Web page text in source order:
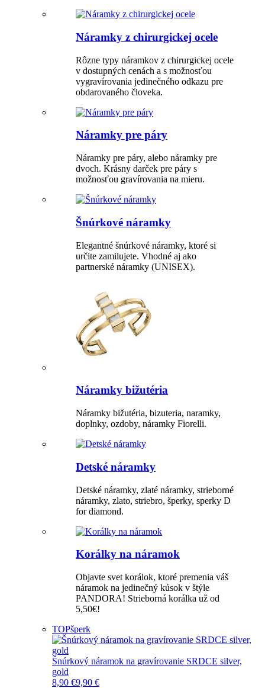
Náramky z chirurgickej ocele
Rôzne typy náramkov z chirurgickej ocele
v dostupných cenách a s možnosťou
vygravírovania jedinečného odkazu pre
obdarovaného človeka.
Náramky pre páry
Náramky pre páry, alebo náramky pre
dvoch. Krásny darček pre páry s
možnosťou gravírovania na mieru.
Šnúrkové náramky
Elegantné šnúrkové náramky, ktoré si
určite zamilujete. Vhodné aj ako
partnerské náramky (UNISEX).
Náramky bižutéria
Náramky bižutéria, bizuteria, naramky,
doplnky, ozdoby, náramky Fiorelli.
Detské náramky
Detské náramky, zlaté náramky, strieborné
náramky, zlato, striebro, šperky, sperky D
for diamond.
Korálky na náramok
Objavte svet korálok, ktoré premenia váš
náramok na jedinečný kúsok v štýle
PANDORA! Strieborná korálka už od
5,50€!
TOPšperk
Šnúrkový náramok na gravírovanie SRDCE silver,
gold
8,90 €9,90 €